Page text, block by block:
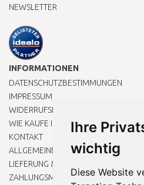
Ihre
wichtig
Diese Website
NEWSLETTER
INFORMATIONEN
DATENSCHUTZBESTIMMUNGEN
IMPRESSUM
WIDERRUFSRECHT
WIE KAUFE ICH EIN?
KONTAKT
ALLGEMEINEN
LIEFERUNG & ZAHLUNG
ZAHLUNGSMETHODEN